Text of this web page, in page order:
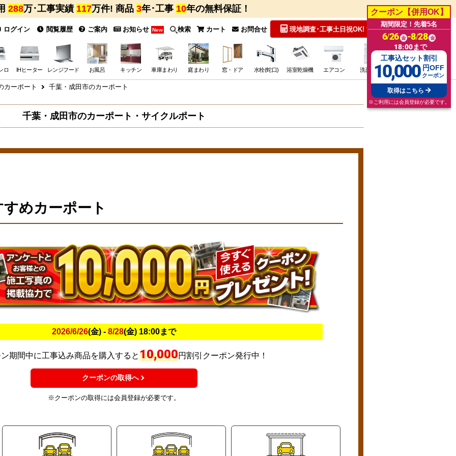
288万･工事実績 117万件! 商品 3年･工事 10年の無料保証！
ログイン 閲覧履歴 ご案内 お知らせ New 検索 カート お問合せ 現地調査･工事土日祝OK! 無料見積
ロ IHヒーター レンジフード お風呂 キッチン 車庫まわり 庭まわり 窓・ドア 水栓(蛇口) 浴室乾燥機 エアコン 洗面台 その他･特価
カーポート 千葉・成田市のカーポート
千葉・成田市のカーポート・サイクルポート
めカーポート
2026/6/26(金) - 8/28(金) 18:00まで
期間中に工事込み商品を購入すると10,000円割引クーポン発行中！
クーポンの取得へ
※クーポンの取得には会員登録が必要です。
クーポン【併用OK】
期間限定！先着5名
6/26 金 -8/28 金
18:00まで
工事込セット割引
10,000 円OFF
クーポン
取得はこちら
※ご利用には会員登録が必要です。